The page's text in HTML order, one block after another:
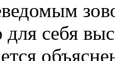
себя